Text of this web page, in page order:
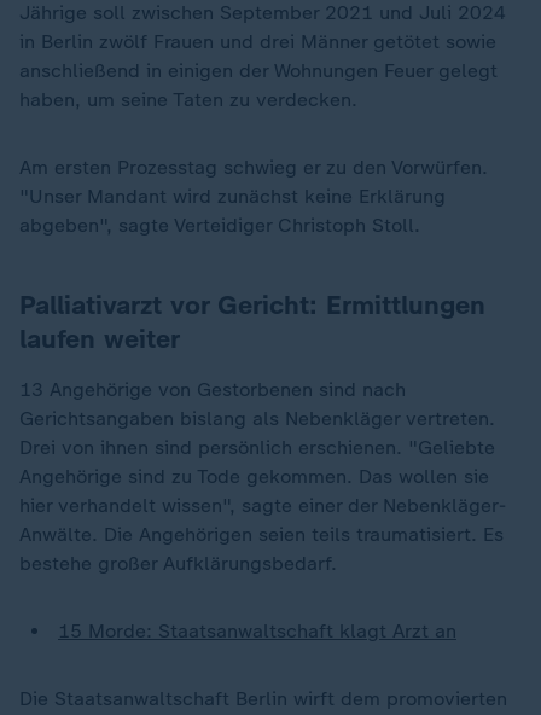
Jährige soll zwischen September 2021 und Juli 2024
in Berlin zwölf Frauen und drei Männer getötet sowie
anschließend in einigen der Wohnungen Feuer gelegt
haben, um seine Taten zu verdecken.
Am ersten Prozesstag schwieg er zu den Vorwürfen.
"Unser Mandant wird zunächst keine Erklärung
abgeben", sagte Verteidiger Christoph Stoll.
Palliativarzt vor Gericht: Ermittlungen
laufen weiter
13 Angehörige von Gestorbenen sind nach
Gerichtsangaben bislang als Nebenkläger vertreten.
Drei von ihnen sind persönlich erschienen. "Geliebte
Angehörige sind zu Tode gekommen. Das wollen sie
hier verhandelt wissen", sagte einer der Nebenkläger-
Anwälte. Die Angehörigen seien teils traumatisiert. Es
bestehe großer Aufklärungsbedarf.
15 Morde: Staatsanwaltschaft klagt Arzt an
Die Staatsanwaltschaft Berlin wirft dem promovierten